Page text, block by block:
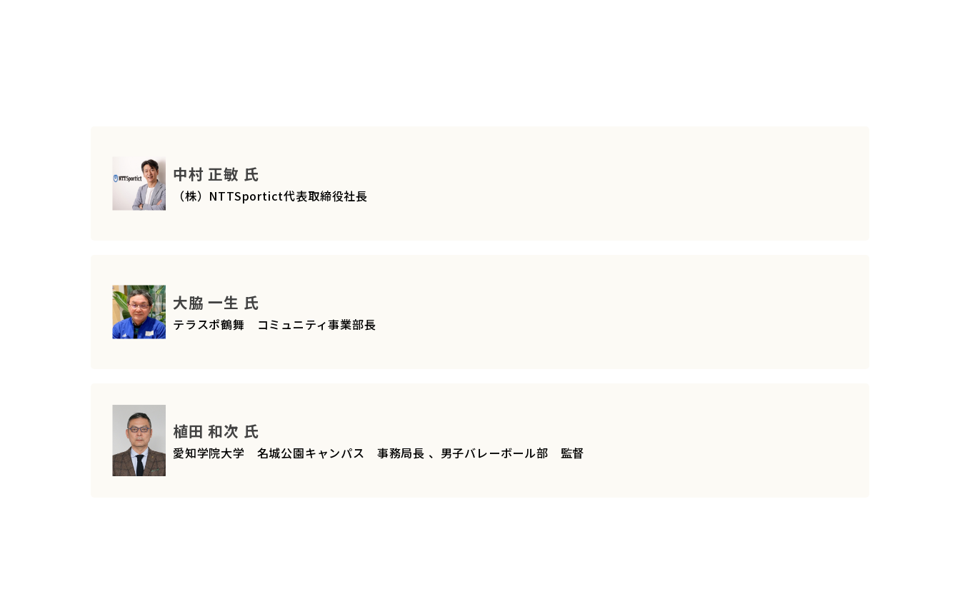
中村 正敏 氏
（株）NTTSportict代表取締役社長
大脇 一生 氏
テラスポ鶴舞 コミュニティ事業部長
植田 和次 氏
愛知学院大学 名城公園キャンパス 事務局長 、男子バレーボール部 監督